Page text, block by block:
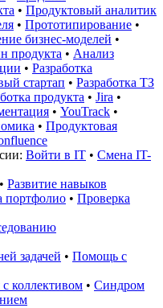
• Продуктовый аналитик
• Прототипирование •
бизнес-моделей •
продукта • Анализ
• Разработка
стартап • Разработка ТЗ
продукта • Jira •
• YouTrack •
• Продуктовая
Войти в IT • Смена IT-
• Развитие навыков
портфолио • Проверка
задачей • Помощь с
коллективом • Синдром